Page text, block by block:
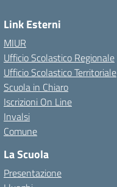
istanbul
rus
escort
eryaman
escort
escort
bayan
ankara
escort
kızılay
Link Esterni
MIUR
Ufficio Scolastico Regionale
Ufficio Scolastico Territoriale
Scuola in Chiaro
Iscrizioni On Line
Invalsi
Comune
La Scuola
Presentazione